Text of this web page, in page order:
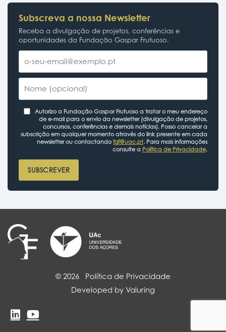
Subscreva a nossa Newsletter
Receba a divulgação de projetos, conferências e
oportunidades da Fundação Gaspar Frutuoso.
Autorizo a Fundação Gaspar Frutuoso a tratar o meu endereço
de e-mail para o envio da newsletter (divulgação de projetos,
concursos, conferências e demais notícias). Posso cancelar a
subscrição em qualquer momento através do link presente em cada
newsletter ou contactando fgf@uac.pt. Para mais informações
consulte a Política de Privacidade.
SUBSCREVER
© 2026 Política de Privacidade
Developed by Valuring